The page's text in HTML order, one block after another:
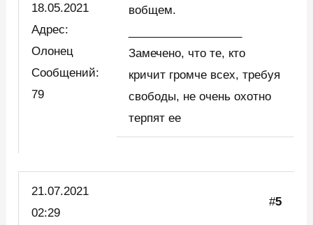
18.05.2021
Адрес:
Олонец
Сообщений:
79
вобщем.
Замечено, что те, кто
кричит громче всех, требуя
свободы, не очень охотно
терпят ее
21.07.2021
02:29
#5